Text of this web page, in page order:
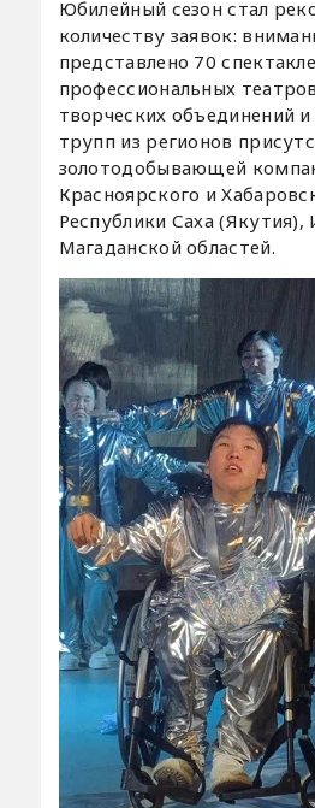
Юбилейный сезон стал
количеству заявок:
представлено 70
профессиональных
творческих объединений
трупп из регионов
золотодобывающей
Красноярского и
Республики Саха (Якутия),
Магаданской областей.